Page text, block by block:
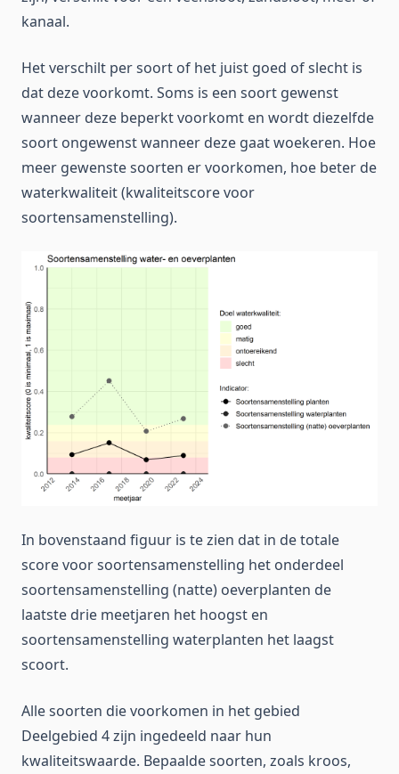
kanaal.
Het verschilt per soort of het juist goed of slecht is
dat deze voorkomt. Soms is een soort gewenst
wanneer deze beperkt voorkomt en wordt diezelfde
soort ongewenst wanneer deze gaat woekeren. Hoe
meer gewenste soorten er voorkomen, hoe beter de
waterkwaliteit (kwaliteitscore voor
soortensamenstelling).
In bovenstaand figuur is te zien dat in de totale
score voor soortensamenstelling het onderdeel
soortensamenstelling (natte) oeverplanten de
laatste drie meetjaren het hoogst en
soortensamenstelling waterplanten het laagst
scoort.
Alle soorten die voorkomen in het gebied
Deelgebied 4 zijn ingedeeld naar hun
kwaliteitswaarde. Bepaalde soorten, zoals kroos,